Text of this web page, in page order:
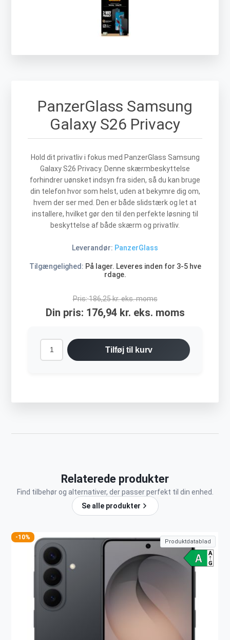
PanzerGlass Samsung
Galaxy S26 Privacy
Hold dit privatliv i fokus med PanzerGlass Samsung
Galaxy S26 Privacy. Denne skærmbeskyttelse
forhindrer uønsket indsyn fra siden, så du kan bruge
din telefon hvor som helst, uden at bekymre dig om,
hvem der ser med. Den er både slidstærk og let at
installere, hvilket gør den til den perfekte løsning til
beskyttelse af både skærm og privatliv.
Leverandør: PanzerGlass
Tilgængelighed: På lager. Leveres inden for 3-5 hve
rdage.
Pris:186,25 kr. eks. moms
Din pris: 176,94 kr. eks. moms
Tilføj til kurv
Relaterede produkter
Find tilbehør og alternativer, der passer perfekt til din enhed.
Se alle produkter
-10%
Produktdatablad